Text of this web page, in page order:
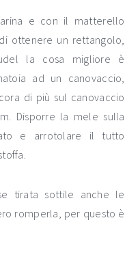
e con il matterello
ottenere un rettangolo,
la cosa migliore è
ad un canovaccio,
di più sul canovaccio
Disporre la mele sulla
e arrotolare il tutto
tirata sottile anche le
romperla, per questo è